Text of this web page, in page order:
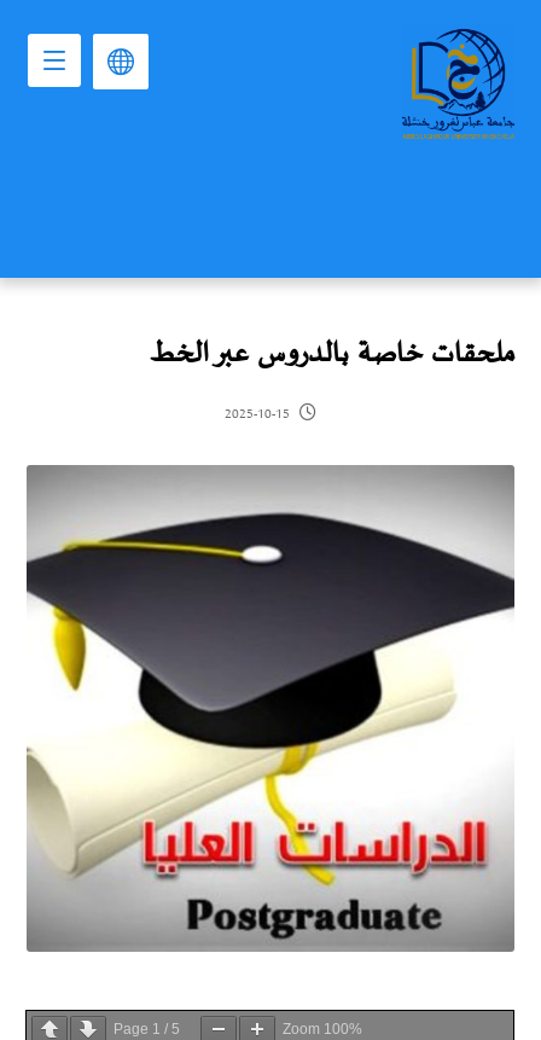
ملحقات خاصة بالدروس عبر الخط
2025-10-15
Page 1 / 5 Zoom 100%